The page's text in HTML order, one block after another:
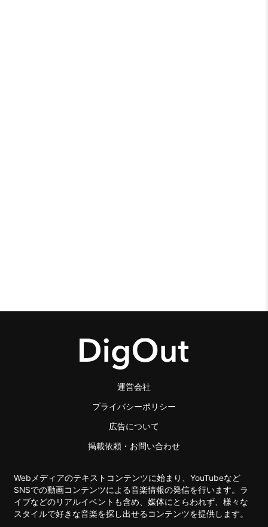
運営会社
プライバシーポリシー
広告について
掲載依頼・お問い合わせ
Webメディアのテキストコンテンツに始まり、YouTubeなど
SNSでの動画コンテンツによる音楽情報の発信を行います。ラ
イブなどのリアルイベントも含め、媒体にとらわれず、様々な
スタイルで好きな音楽を探し出せるコンテンツを提供します。